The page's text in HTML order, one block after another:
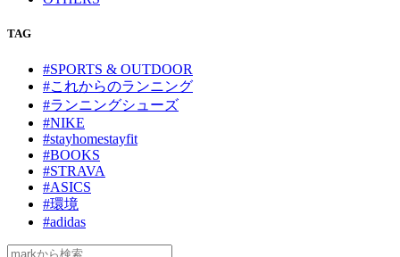
TAG
#SPORTS & OUTDOOR
#これからのランニング
#ランニングシューズ
#NIKE
#stayhomestayfit
#BOOKS
#STRAVA
#ASICS
#環境
#adidas